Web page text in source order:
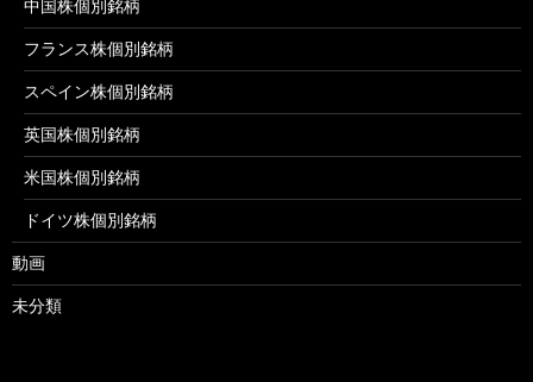
中国株個別銘柄
フランス株個別銘柄
スペイン株個別銘柄
英国株個別銘柄
米国株個別銘柄
ドイツ株個別銘柄
動画
未分類